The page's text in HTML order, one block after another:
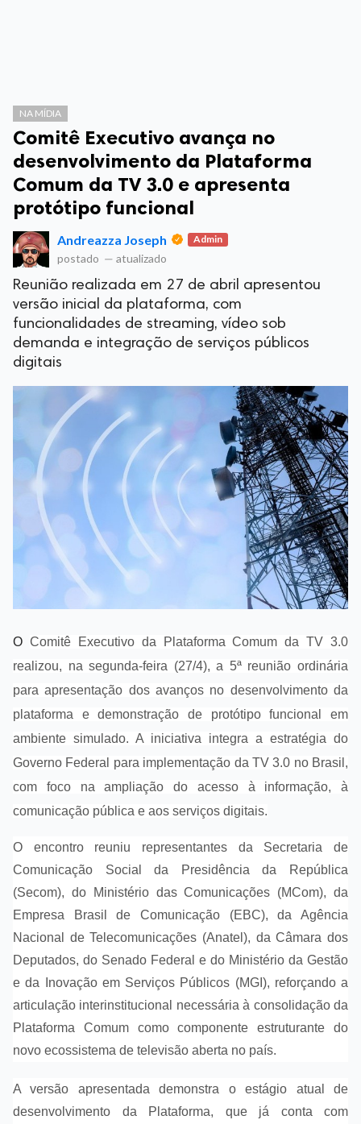
NA MÍDIA
Comitê Executivo avança no
desenvolvimento da Plataforma
Comum da TV 3.0 e apresenta
protótipo funcional
Andreazza Joseph Admin
postado — atualizado
Reunião realizada em 27 de abril apresentou
versão inicial da plataforma, com
funcionalidades de streaming, vídeo sob
demanda e integração de serviços públicos
digitais
O Comitê Executivo da Plataforma Comum da TV 3.0
realizou, na segunda-feira (27/4), a 5ª reunião ordinária
para apresentação dos avanços no desenvolvimento da
plataforma e demonstração de protótipo funcional em
ambiente simulado. A iniciativa integra a estratégia do
Governo Federal para implementação da TV 3.0 no Brasil,
com foco na ampliação do acesso à informação, à
comunicação pública e aos serviços digitais.
O encontro reuniu representantes da Secretaria de
Comunicação Social da Presidência da República
(Secom), do Ministério das Comunicações (MCom), da
Empresa Brasil de Comunicação (EBC), da Agência
Nacional de Telecomunicações (Anatel), da Câmara dos
Deputados, do Senado Federal e do Ministério da Gestão
e da Inovação em Serviços Públicos (MGI), reforçando a
articulação interinstitucional necessária à consolidação da
Plataforma Comum como componente estruturante do
novo ecossistema de televisão aberta no país.
A versão apresentada demonstra o estágio atual de
desenvolvimento da Plataforma, que já conta com